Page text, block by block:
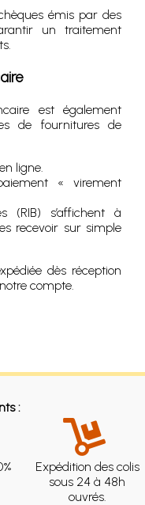
émis par des
un traitement
est également
de fournitures de
ligne.
« virement
(RIB) s’affichent à
recevoir sur simple
dès réception
compte.
:
Expédition des colis
sous 24 à 48h
ouvrés.